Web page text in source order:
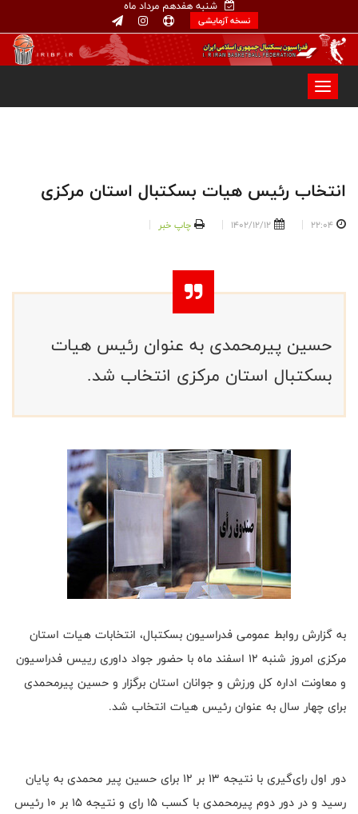
شنبه هفدهم مرداد ماه
نسخه آزمایشی
انتخاب رئیس هیات بسکتبال استان مرکزی
22:04
1402/12/12 چاپ خبر
حسین پیرمحمدی به عنوان رئیس هیات
بسکتبال استان مرکزی انتخاب شد.
به گزارش روابط عمومی فدراسیون بسکتبال، انتخابات هیات استان
مرکزی امروز شنبه ۱۲ اسفند ماه با حضور جواد داوری رییس فدراسیون
‌و معاونت اداره کل ورزش و جوانان استان برگزار و حسین پیرمحمدی
برای چهار سال به عنوان رئیس هیات انتخاب شد.
دور اول رای‌گیری با نتیجه ۱۳ بر ۱۲ برای حسین پیر محمدی به پایان
رسید و در دور دوم پیرمحمدی با کسب ۱۵ رای و نتیجه ۱۵ بر ۱۰ رئیس